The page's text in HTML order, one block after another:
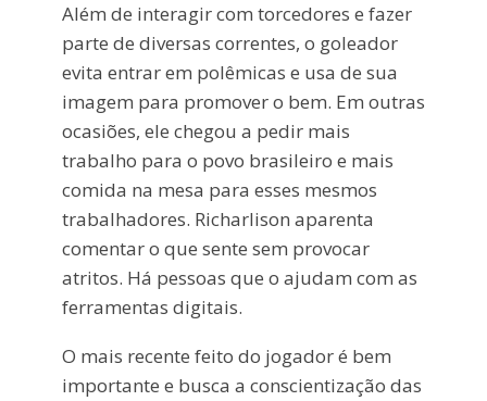
Além de interagir com torcedores e fazer
parte de diversas correntes, o goleador
evita entrar em polêmicas e usa de sua
imagem para promover o bem. Em outras
ocasiões, ele chegou a pedir mais
trabalho para o povo brasileiro e mais
comida na mesa para esses mesmos
trabalhadores. Richarlison aparenta
comentar o que sente sem provocar
atritos. Há pessoas que o ajudam com as
ferramentas digitais.
O mais recente feito do jogador é bem
importante e busca a conscientização das